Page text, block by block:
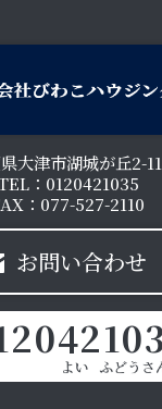
大津市湖城が丘2-11
：0120421035
：077-527-2110
お問い合わせ